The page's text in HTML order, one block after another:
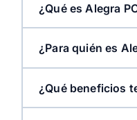
¿Qué es Alegra
¿Para quién es
¿Qué beneficios